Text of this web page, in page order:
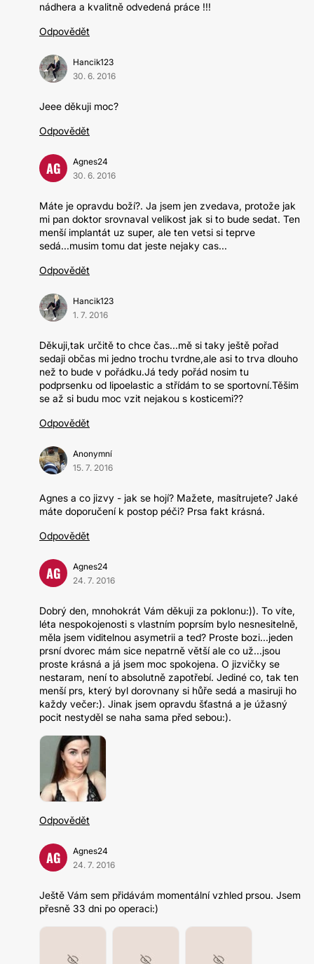
nádhera a kvalitně odvedená práce !!!
Odpovědět
Hancik123
30. 6. 2016
Jeee děkuji moc?
Odpovědět
AG
Agnes24
30. 6. 2016
Máte je opravdu boží?. Ja jsem jen zvedava, protože jak
mi pan doktor srovnaval velikost jak si to bude sedat. Ten
menší implantát uz super, ale ten vetsi si teprve
sedá...musim tomu dat jeste nejaky cas...
Odpovědět
Hancik123
1. 7. 2016
Děkuji,tak určitě to chce čas...mě si taky ještě pořad
sedaji občas mi jedno trochu tvrdne,ale asi to trva dlouho
než to bude v pořádku.Já tedy pořád nosim tu
podprsenku od lipoelastic a střídám to se sportovní.Těšim
se až si budu moc vzit nejakou s kosticemi??
Odpovědět
Anonymní
15. 7. 2016
Agnes a co jizvy - jak se hojí? Mažete, masítrujete? Jaké
máte doporučení k postop péči? Prsa fakt krásná.
Odpovědět
AG
Agnes24
24. 7. 2016
Dobrý den, mnohokrát Vám děkuji za poklonu:)). To víte,
léta nespokojenosti s vlastním poprsím bylo nesnesitelně,
měla jsem viditelnou asymetrii a ted? Proste bozi...jeden
prsní dvorec mám sice nepatrně větší ale co už...jsou
proste krásná a já jsem moc spokojena. O jizvičky se
nestaram, není to absolutně zapotřebí. Jediné co, tak ten
menší prs, který byl dorovnany si hůře sedá a masiruji ho
každy večer:). Jinak jsem opravdu šťastná a je úžasný
pocit nestyděl se naha sama před sebou:).
Odpovědět
AG
Agnes24
24. 7. 2016
Ještě Vám sem přidávám momentální vzhled prsou. Jsem
přesně 33 dni po operaci:)